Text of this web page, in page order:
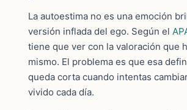
La autoestima no es una emoción
versión inflada del ego. Según el
tiene que ver con la valoración que
mismo. El problema es que esa
queda corta cuando intentas
vivido cada día.